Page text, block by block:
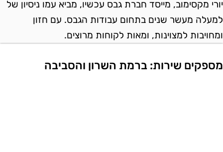
מקסימוב, מייסד חברת גבס עכשיו, מביא עמו ניסיון של
מעשר שנים בתחום עבודות הגבס. עם חזון
למצוינות, ומאות לקוחות מרוצים.
שירות: ברמת השרון והסביבה